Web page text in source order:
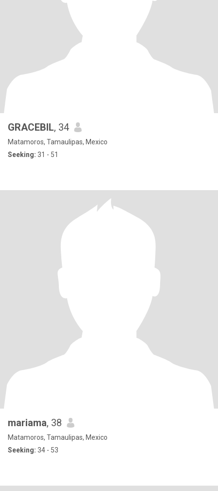
GRACEBIL, 34
Matamoros, Tamaulipas, Mexico
Seeking: 31 - 51
mariama, 38
Matamoros, Tamaulipas, Mexico
Seeking: 34 - 53